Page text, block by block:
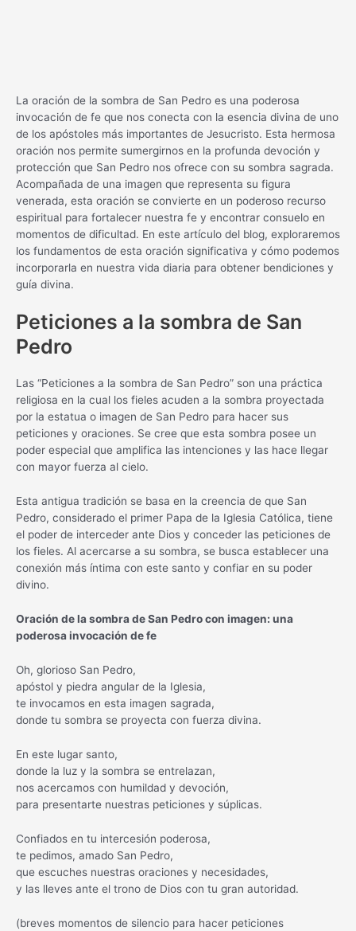
La oración de la sombra de San Pedro es una poderosa
invocación de fe que nos conecta con la esencia divina de uno
de los apóstoles más importantes de Jesucristo. Esta hermosa
oración nos permite sumergirnos en la profunda devoción y
protección que San Pedro nos ofrece con su sombra sagrada.
Acompañada de una imagen que representa su figura
venerada, esta oración se convierte en un poderoso recurso
espiritual para fortalecer nuestra fe y encontrar consuelo en
momentos de dificultad. En este artículo del blog, exploraremos
los fundamentos de esta oración significativa y cómo podemos
incorporarla en nuestra vida diaria para obtener bendiciones y
guía divina.
Peticiones a la sombra de San
Pedro
Las “Peticiones a la sombra de San Pedro” son una práctica
religiosa en la cual los fieles acuden a la sombra proyectada
por la estatua o imagen de San Pedro para hacer sus
peticiones y oraciones. Se cree que esta sombra posee un
poder especial que amplifica las intenciones y las hace llegar
con mayor fuerza al cielo.
Esta antigua tradición se basa en la creencia de que San
Pedro, considerado el primer Papa de la Iglesia Católica, tiene
el poder de interceder ante Dios y conceder las peticiones de
los fieles. Al acercarse a su sombra, se busca establecer una
conexión más íntima con este santo y confiar en su poder
divino.
Oración de la sombra de San Pedro con imagen: una
poderosa invocación de fe
Oh, glorioso San Pedro,
apóstol y piedra angular de la Iglesia,
te invocamos en esta imagen sagrada,
donde tu sombra se proyecta con fuerza divina.
En este lugar santo,
donde la luz y la sombra se entrelazan,
nos acercamos con humildad y devoción,
para presentarte nuestras peticiones y súplicas.
Confiados en tu intercesión poderosa,
te pedimos, amado San Pedro,
que escuches nuestras oraciones y necesidades,
y las lleves ante el trono de Dios con tu gran autoridad.
(breves momentos de silencio para hacer peticiones